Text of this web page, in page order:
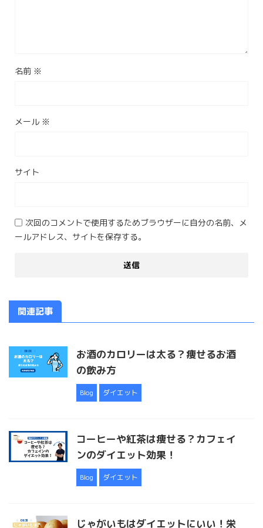
名前 ※
メール ※
サイト
次回のコメントで使用するためブラウザーに自分の名前、メ
ールアドレス、サイトを保存する。
関連記事
お酒のカロリーは太る？痩せるお酒
の飲み方
Blog ダイエット
コーヒーや紅茶は痩せる？カフェイ
ンのダイエット効果！
Blog ダイエット
じゃがいもはダイエットにいい！栄